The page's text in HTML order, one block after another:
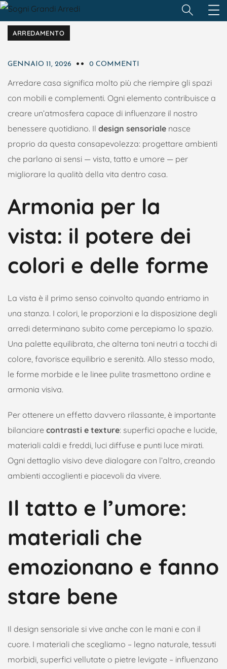
ARREDAMENTO
GENNAIO 11, 2026 0 COMMENTI
Arredare casa significa molto più che riempire gli spazi
con mobili e complementi. Ogni elemento contribuisce a
creare un’atmosfera capace di influenzare il nostro
benessere quotidiano. Il design sensoriale nasce
proprio da questa consapevolezza: progettare ambienti
che parlano ai sensi — vista, tatto e umore — per
migliorare la qualità della vita dentro casa.
Armonia per la
vista: il potere dei
colori e delle forme
La vista è il primo senso coinvolto quando entriamo in
una stanza. I colori, le proporzioni e la disposizione degli
arredi determinano subito come percepiamo lo spazio.
Una palette equilibrata, che alterna toni neutri a tocchi di
colore, favorisce equilibrio e serenità. Allo stesso modo,
le forme morbide e le linee pulite trasmettono ordine e
armonia visiva.
Per ottenere un effetto davvero rilassante, è importante
bilanciare contrasti e texture: superfici opache e lucide,
materiali caldi e freddi, luci diffuse e punti luce mirati.
Ogni dettaglio visivo deve dialogare con l’altro, creando
ambienti accoglienti e piacevoli da vivere.
Il tatto e l’umore:
materiali che
emozionano e fanno
stare bene
Il design sensoriale si vive anche con le mani e con il
cuore. I materiali che scegliamo – legno naturale, tessuti
morbidi, superfici vellutate o pietre levigate – influenzano